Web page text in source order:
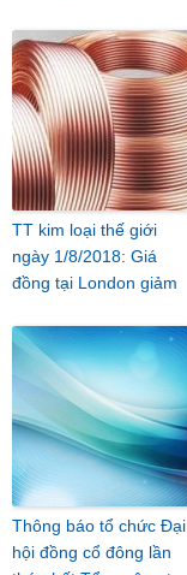
TT kim loại thế giới
ngày 1/8/2018: Giá
đồng tại London giảm
Thông báo tổ chức Đại
hội đồng cổ đông lần